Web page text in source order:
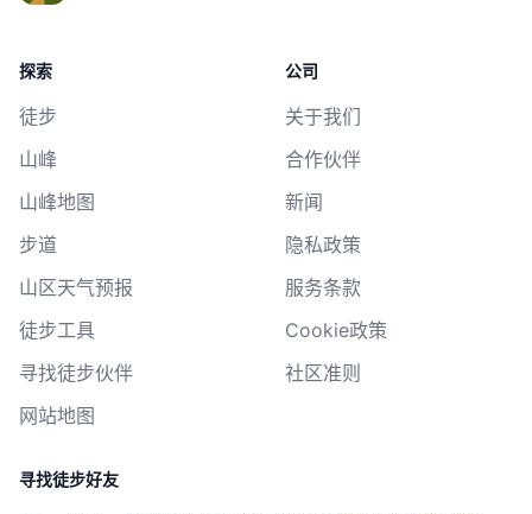
探索
徒步
山峰
山峰地图
步道
山区天气预报
徒步工具
寻找徒步伙伴
网站地图
公司
关于我们
合作伙伴
新闻
隐私政策
服务条款
Cookie政策
社区准则
寻找徒步好友